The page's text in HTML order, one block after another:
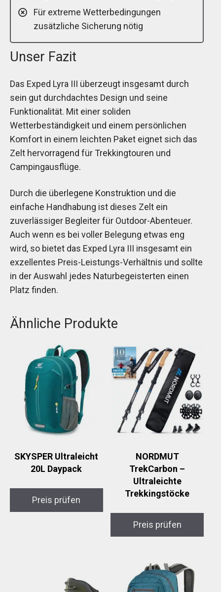
Für extreme Wetterbedingungen
zusätzliche Sicherung nötig
Unser Fazit
Das Exped Lyra III überzeugt insgesamt durch
sein gut durchdachtes Design und seine
Funktionalität. Mit einer soliden
Wetterbeständigkeit und einem persönlichen
Komfort in einem leichten Paket eignet sich das
Zelt hervorragend für Trekkingtouren und
Campingausflüge.
Durch die überlegene Konstruktion und die
einfache Handhabung ist dieses Zelt ein
zuverlässiger Begleiter für Outdoor-Abenteuer.
Auch wenn es bei voller Belegung etwas eng
wird, so bietet das Exped Lyra III insgesamt ein
exzellentes Preis-Leistungs-Verhältnis und sollte
in der Auswahl jedes Naturbegeisterten einen
Platz finden.
Ähnliche Produkte
SKYSPER Ultraleicht
20L Daypack
Preis prüfen
NORDMUT
TrekCarbon –
Ultraleichte
Trekkingstöcke
Preis prüfen